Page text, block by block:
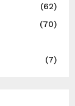
(62)
(70)
(7)